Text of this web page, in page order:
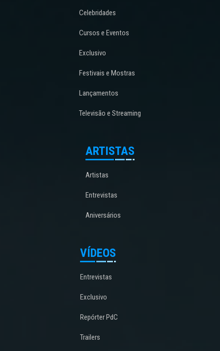
Celebridades
Cursos e Eventos
Exclusivo
Festivais e Mostras
Lançamentos
Televisão e Streaming
ARTISTAS
Artistas
Entrevistas
Aniversários
VÍDEOS
Entrevistas
Exclusivo
Repórter PdC
Trailers